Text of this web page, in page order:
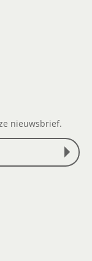
nieuwsbrief.